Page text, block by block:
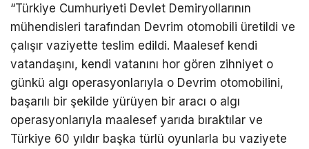
“Türkiye Cumhuriyeti Devlet Demiryollarının
mühendisleri tarafından Devrim otomobili üretildi ve
çalışır vaziyette teslim edildi. Maalesef kendi
vatandaşını, kendi vatanını hor gören zihniyet o
günkü algı operasyonlarıyla o Devrim otomobilini,
başarılı bir şekilde yürüyen bir aracı o algı
operasyonlarıyla maalesef yarıda bıraktılar ve
Türkiye 60 yıldır başka türlü oyunlarla bu vaziyete